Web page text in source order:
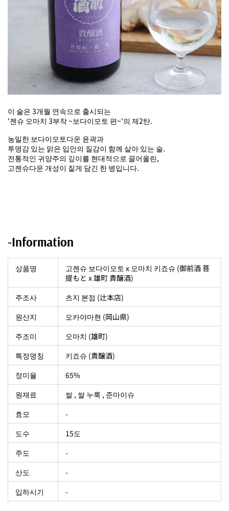
이 술은 3개월 연속으로 출시되는
'젠슈 오마치 3부작 ~보다이모토 편~'의 제2탄.
농밀한 보다이모토다운 윤곽과
투명감 있는 맑은 입안의 질감이 함께 살아 있는 술.
전통적인 귀양주의 깊이를 현대적으로 끌어올린,
고젠슈다운 개성이 짙게 담긴 한 병입니다.
-Information
상품명
고젠슈 보다이모토 x 오마치 키죠슈 (御前酒 菩
提もと x 雄町 貴醸酒)
주조사
츠지 본점 (辻本店)
원산지
오카야마현 (岡山県)
주조미
오마치 (雄町)
특정명칭
키죠슈 (貴醸酒)
정미율
65%
원재료
쌀 , 쌀 누룩 , 준마이슈
효모
-
도수
15도
주도
-
산도
-
입하시기
-